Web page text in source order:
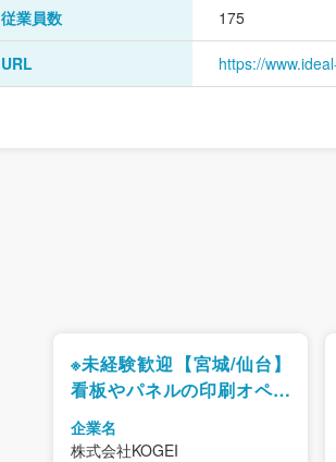
従業員数 175
URL https://
※未経験歓迎【宮城/仙台】
看板やパネルの印刷オペレ
ーター～モノづくりが好き
な方にオススメ～
企業名
株式会社KOGEI